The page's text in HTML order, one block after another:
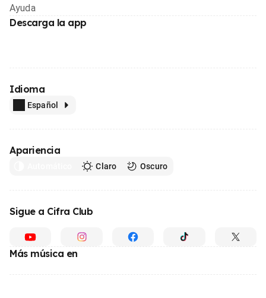
Ayuda
Descarga la app
Idioma
Español
Apariencia
Claro Oscuro
Sigue a Cifra Club
Más música en